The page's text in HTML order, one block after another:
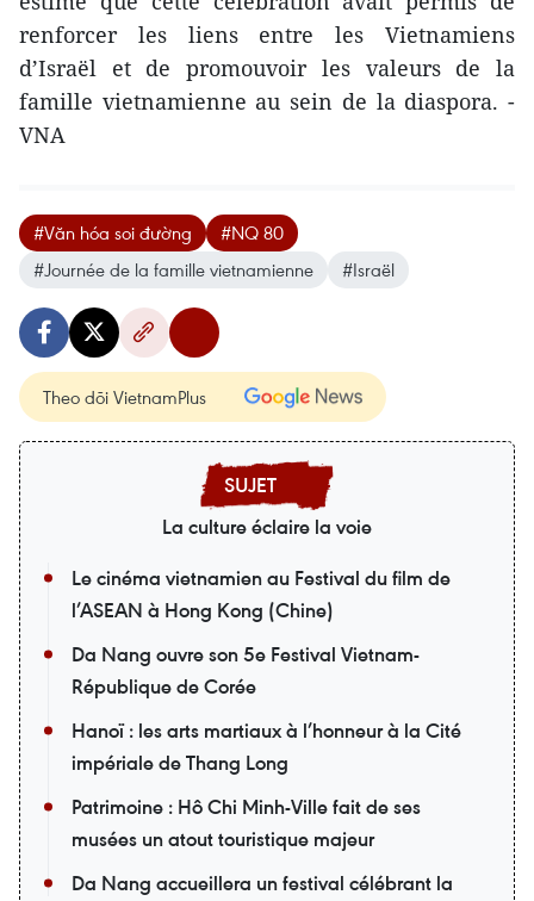
renforcer les liens entre les Vietnamiens
d’Israël et de promouvoir les valeurs de la
famille vietnamienne au sein de la diaspora. -
VNA
#Văn hóa soi đường
#NQ 80
#Journée de la famille vietnamienne
#Israël
Theo dõi VietnamPlus
La culture éclaire la voie
Le cinéma vietnamien au Festival du film de
l’ASEAN à Hong Kong (Chine)
Da Nang ouvre son 5e Festival Vietnam-
République de Corée
Hanoï : les arts martiaux à l’honneur à la Cité
impériale de Thang Long
Patrimoine : Hô Chi Minh-Ville fait de ses
musées un atout touristique majeur
Da Nang accueillera un festival célébrant la